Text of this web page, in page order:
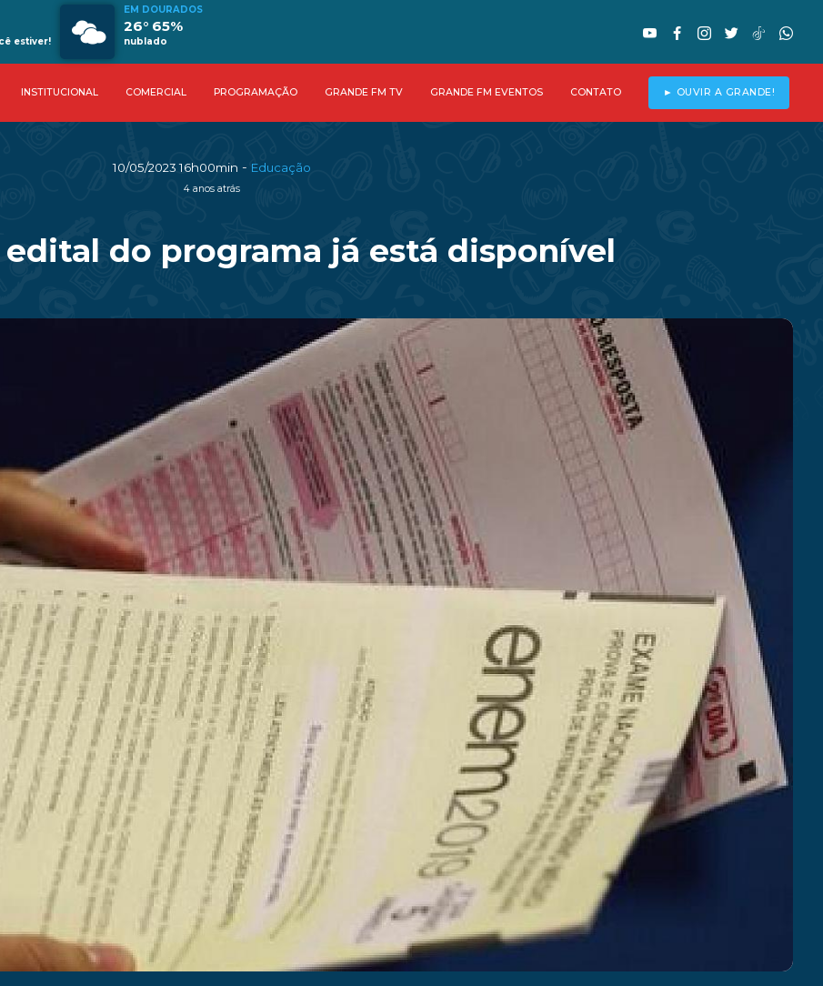
estiver!
EM DOURADOS
26° 65%
nublado
INSTITUCIONAL COMERCIAL PROGRAMAÇÃO GRANDE FM TV GRANDE FM EVENTOS CONTATO ► OUVIR A GRANDE!
10/05/2023 16h00min - Educação
4 anos atrás
edital do programa já está disponível